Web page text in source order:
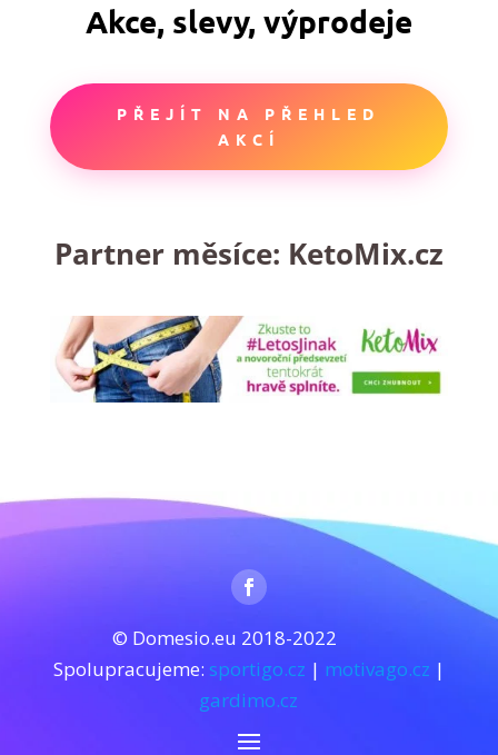
Akce, slevy, výprodeje
PŘEJÍT NA PŘEHLED
AKCÍ
Partner měsíce: KetoMix.cz
© Domesio.eu 2018-2022
Spolupracujeme: sportigo.cz | motivago.cz |
gardimo.cz